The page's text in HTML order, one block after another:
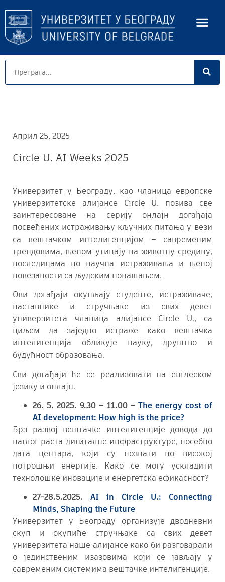
Април 25, 2025
Circle U. AI Weeks 2025
Универзитет у Београду, као чланица европске
универзитетске алијансе Circle U. позива све
заинтересоване на серију онлајн догађаја
посвећених истраживању кључних питања у вези
са вештачком интелигенцијом – савременим
трендовима, њеном утицају на животну средину,
последицама по научна истраживања и њеној
повезаности са људским понашањем.
Ови догађаји окупљају студенте, истраживаче,
наставнике и стручњаке из свих девет
универзитета чланица алијансе Circle U., са
циљем да заједно истраже како вештачка
интелигенција обликује науку, друштво и
будућност образовања.
Сви догађаји ће се реализовати на енглеском
језику и онлајн.
26. 5. 2025. 9.30 – 11.00 –The energy cost of
AI development: How high is the price?
Брз развој вештачке интелигенције доводи до
наглог раста дигиталне инфраструктуре, посебно
дата центара, који су познати по високој
потрошњи енергије. Како се могу ускладити
технолошке иновације и енергетска ефикасност?
27-28.5.2025. AI in Circle U.: Connecting
Minds, Shaping the Future
Универзитет у Београду организује дводневни
скуп и окупиће стручњаке са свих девет
универзитета наше алијансе како би разговарали
о јединственим изазовима који се јављају у
савременим системима вештачке интелигенције.